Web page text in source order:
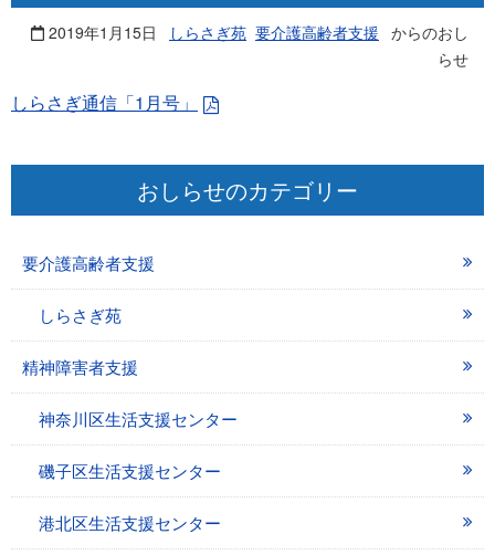
2019年1月15日 しらさぎ苑 要介護高齢者支援 からのおし
らせ
しらさぎ通信「1月号」
おしらせのカテゴリー
要介護高齢者支援
しらさぎ苑
精神障害者支援
神奈川区生活支援センター
磯子区生活支援センター
港北区生活支援センター